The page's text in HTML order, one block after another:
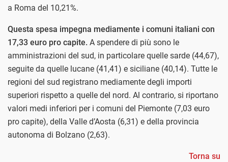
a Roma del 10,21%.
Questa spesa impegna mediamente i comuni italiani con
17,33 euro pro capite. A spendere di più sono le
amministrazioni del sud, in particolare quelle sarde (44,67),
seguite da quelle lucane (41,41) e siciliane (40,14). Tutte le
regioni del sud registrano mediamente degli importi
superiori rispetto a quelle del nord. Al contrario, si riportano
valori medi inferiori per i comuni del Piemonte (7,03 euro
pro capite), della Valle d’Aosta (6,31) e della provincia
autonoma di Bolzano (2,63).
Torna su